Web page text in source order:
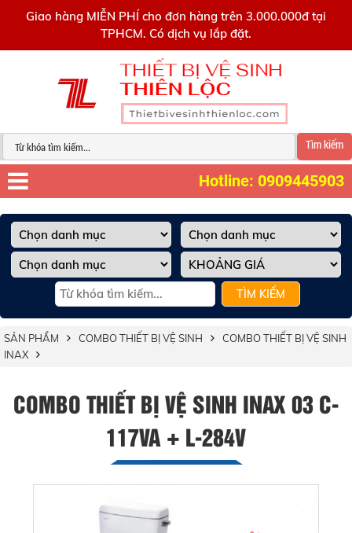
Giao hàng MIỄN PHÍ cho đơn hàng trên 3.000.000đ tại
TPHCM. Có dịch vụ lắp đặt.
Tìm kiếm
Hotline: 0909445903
TÌM KIẾM
SẢN PHẨM COMBO THIẾT BỊ VỆ SINH
COMBO THIẾT BỊ VỆ SINH
INAX
COMBO THIẾT BỊ VỆ SINH INAX 03 C-
117VA + L-284V
0909445903